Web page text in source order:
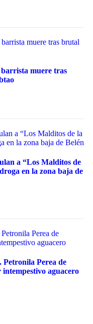
muere tras
a “Los Malditos de
en la zona baja de
Perea de
aguacero